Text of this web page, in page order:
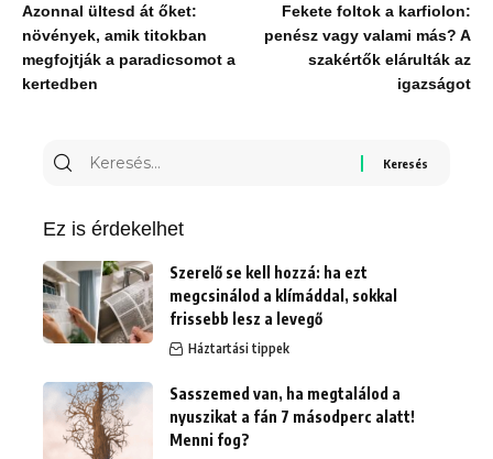
Azonnal ültesd át őket:
növények, amik titokban
megfojtják a paradicsomot a
kertedben
Fekete foltok a karfiolon:
penész vagy valami más? A
szakértők elárulták az
igazságot
Keresés
Ez is érdekelhet
Szerelő se kell hozzá: ha ezt
megcsinálod a klímáddal, sokkal
frissebb lesz a levegő
Háztartási tippek
Sasszemed van, ha megtalálod a
nyuszikat a fán 7 másodperc alatt!
Menni fog?